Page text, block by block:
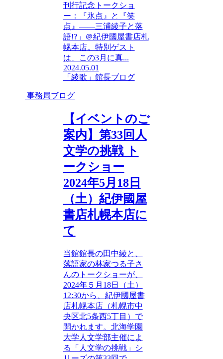
刊行記念トークショ
ー：『氷点』と『笑
点』――三浦綾子と落
語!?」＠紀伊國屋書店札
幌本店。特別ゲスト
は、この3月に真...
2024.05.01
「綾歌」館長ブログ
事務局ブログ
【イベントのご
案内】第33回人
文学の挑戦 ト
ークショー
2024年5月18日
（土）紀伊國屋
書店札幌本店に
て
当館館長の田中綾と、
落語家の林家つる子さ
んのトークショーが、
2024年５月18日（土）
12:30から、紀伊國屋書
店札幌本店（札幌市中
央区北5条西5丁目）で
開かれます。北海学園
大学人文学部主催によ
る「人文学の挑戦」シ